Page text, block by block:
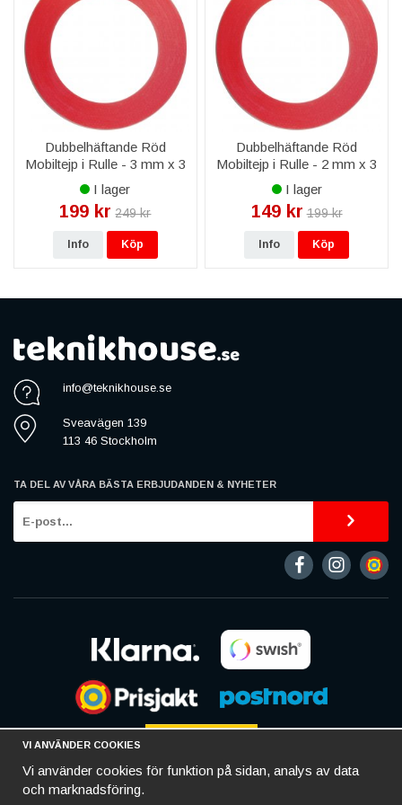
mobilreservdelar
Vanliga frågor om Samsung Galaxy A7 SM-A700
reservdelar
Vilka skärmar finns till Samsung Galaxy A7 SM-A700?
Vi lagerför original Service Pack-skärm med AMOLED samt
prisvärda alternativ, funktionstestad för bild och touch innan
leverans.
Har ni batteri till Samsung Galaxy A7 SM-A700?
Ja, vi har batteri till Samsung Galaxy A7 SM-A700 med full
kapacitet, redo att monteras.
Passar delarna exakt min Samsung Galaxy A7 SM-A700?
Alla delar är modellspecifika för Samsung Galaxy A7 SM-A700
Ingår garanti?
leverans 1–3 vardagar.
Ja, via vår mobilreparation byter vi skärm, batteri och baksida
på Samsung Galaxy A7 SM-A700.
Dubbelhäftande Röd
Mobiltejp i Rulle - 3 mm x 3
M
I lager
199 kr 249 kr
Info Köp
Dubbelhäftande Röd
Mobiltejp i Rulle - 2 mm x 3
M
I lager
149 kr 199 kr
Info Köp
info@teknikhouse.se
Sveavägen 139
113 46 Stockholm
TA DEL AV VÅRA BÄSTA ERBJUDANDEN & NYHETER
VI ANVÄNDER COOKIES
Vi använder cookies för funktion på sidan, analys av data
och marknadsföring.